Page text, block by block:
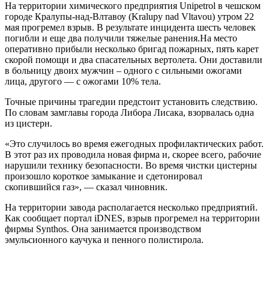
На территории химического предприятия Unipetrol в чешском
городе Кралупы-над-Влтавоу (Kralupy nad Vltavou) утром 22
мая прогремел взрыв. В результате инцидента шесть человек
погибли и еще два получили тяжелые ранения.На место
оперативно прибыли несколько бригад пожарных, пять карет
скорой помощи и два спасательных вертолета. Они доставили
в больницу двоих мужчин – одного с сильными ожогами
лица, другого — с ожогами 10% тела.
Точные причины трагедии предстоит установить следствию.
По словам замглавы города Либора Лисака, взорвалась одна
из цистерн.
«Это случилось во время ежегодных профилактических работ.
В этот раз их проводила новая фирма и, скорее всего, рабочие
нарушили технику безопасности. Во время чистки цистерны
произошло короткое замыкание и сдетонировал
скопившийся газ», — сказал чиновник.
На территории завода располагается несколько предприятий.
Как сообщает портал iDNES, взрыв прогремел на территории
фирмы Synthos. Она занимается производством
эмульсионного каучука и пенного полистирола.